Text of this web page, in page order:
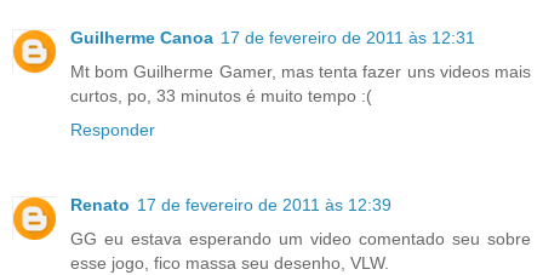
Guilherme Canoa 17 de fevereiro de 2011 às 12:31
Mt bom Guilherme Gamer, mas tenta fazer uns videos mais
curtos, po, 33 minutos é muito tempo :(
Responder
Renato 17 de fevereiro de 2011 às 12:39
GG eu estava esperando um video comentado seu sobre
esse jogo, fico massa seu desenho, VLW.